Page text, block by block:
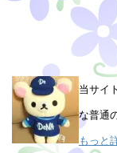
当サイ
な普通
もっと